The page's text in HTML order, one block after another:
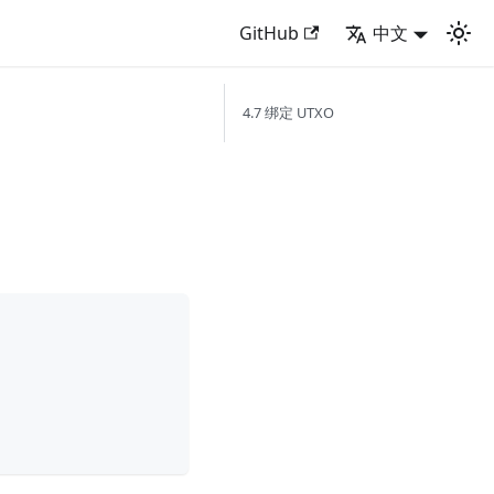
GitHub 中文
4.7 绑定 UTXO